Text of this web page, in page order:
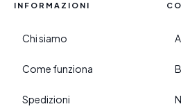
INFORMAZIONI
Chi siamo
Come funziona
Spedizioni